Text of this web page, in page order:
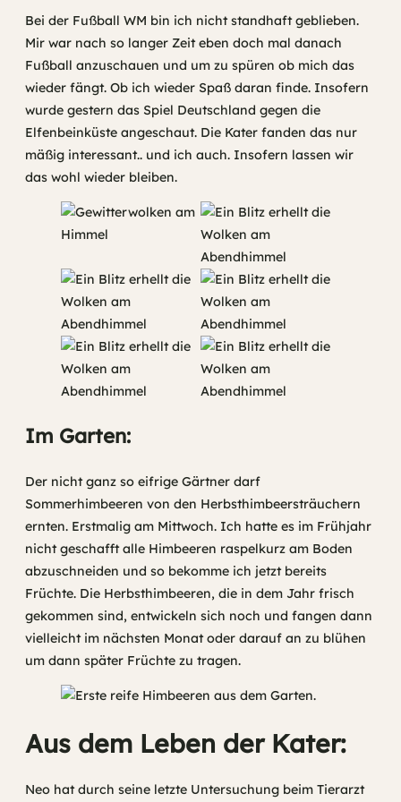
Bei der Fußball WM bin ich nicht standhaft geblieben.
Mir war nach so langer Zeit eben doch mal danach
Fußball anzuschauen und um zu spüren ob mich das
wieder fängt. Ob ich wieder Spaß daran finde. Insofern
wurde gestern das Spiel Deutschland gegen die
Elfenbeinküste angeschaut. Die Kater fanden das nur
mäßig interessant.. und ich auch. Insofern lassen wir
das wohl wieder bleiben.
Im Garten:
Der nicht ganz so eifrige Gärtner darf
Sommerhimbeeren von den Herbsthimbeersträuchern
ernten. Erstmalig am Mittwoch. Ich hatte es im Frühjahr
nicht geschafft alle Himbeeren raspelkurz am Boden
abzuschneiden und so bekomme ich jetzt bereits
Früchte. Die Herbsthimbeeren, die in dem Jahr frisch
gekommen sind, entwickeln sich noch und fangen dann
vielleicht im nächsten Monat oder darauf an zu blühen
um dann später Früchte zu tragen.
Aus dem Leben der Kater:
Neo hat durch seine letzte Untersuchung beim Tierarzt